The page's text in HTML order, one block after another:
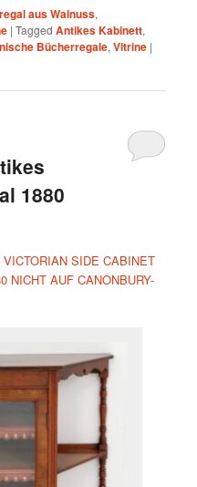
aus Walnuss,
|Tagged Antikes Kabinett,
Bücherregale,Vitrine |
1880
SIDE CABINET
NICHT AUF CANONBURY-